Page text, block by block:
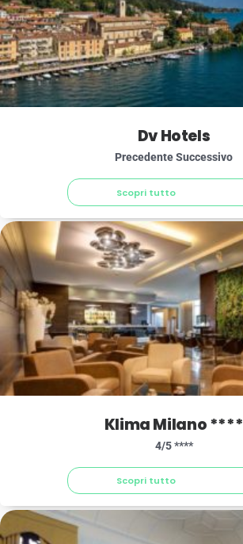
Dv Hotels
Precedente Successivo
Scopri tutto
Klima Milano ****
4/5 ****
Scopri tutto